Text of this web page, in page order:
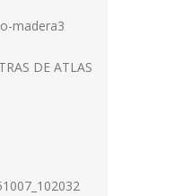
DE ATLAS